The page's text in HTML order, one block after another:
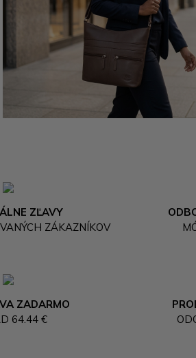
ZĽAVY
ZÁKAZNÍKOV
ZADARMO
64.44 €